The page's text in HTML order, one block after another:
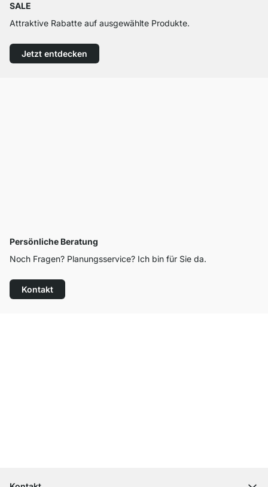
SALE
Attraktive Rabatte auf ausgewählte Produkte.
Jetzt entdecken
Persönliche Beratung
Noch Fragen? Planungsservice? Ich bin für Sie da.
Kontakt